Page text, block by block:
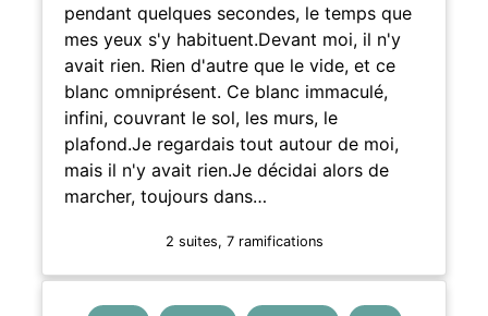
pendant quelques secondes, le temps que
mes yeux s'y habituent.Devant moi, il n'y
avait rien. Rien d'autre que le vide, et ce
blanc omniprésent. Ce blanc immaculé,
infini, couvrant le sol, les murs, le
plafond.Je regardais tout autour de moi,
mais il n'y avait rien.Je décidai alors de
marcher, toujours dans…
2 suites, 7 ramifications